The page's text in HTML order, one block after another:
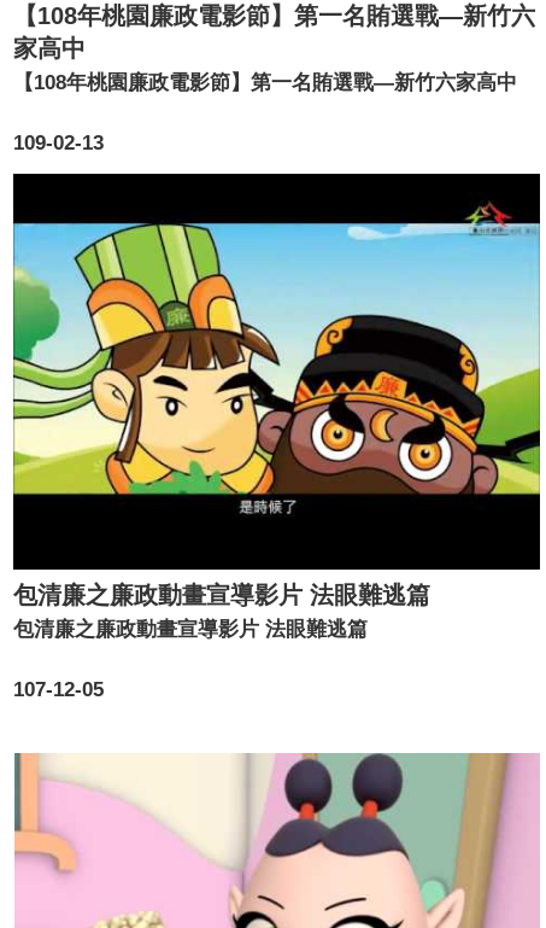
【108年桃園廉政電影節】第一名賄選戰—新竹六
家高中
109-02-13
【108年桃園廉政電影節】第一名賄選戰—新竹六家高中
包清廉之廉政動畫宣導影片 法眼難逃篇
107-12-05
包清廉之廉政動畫宣導影片 法眼難逃篇